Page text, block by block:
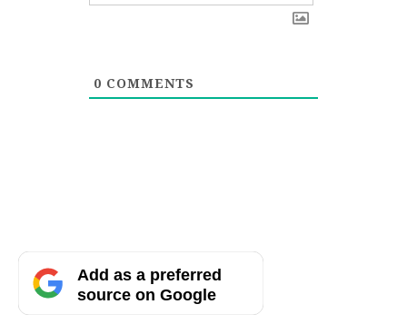
0 COMMENTS
Add as a preferred
source on Google